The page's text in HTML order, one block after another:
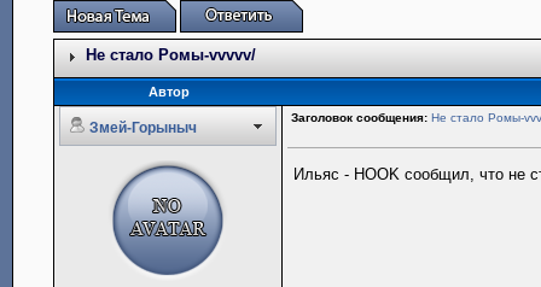
Не стало Ромы-vvvvv/
Автор
Змей-Горыныч
Заголовок сообщения: Не стало Ромы-
Ильяс - HOOK сообщил, что не